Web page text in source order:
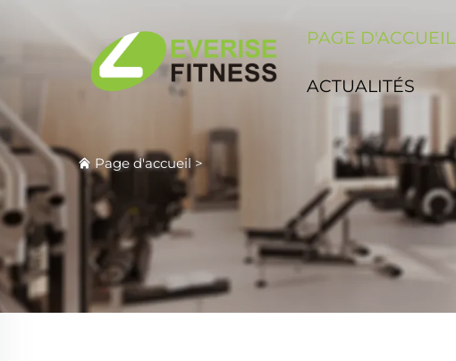
PAGE D'ACCUEIL
ACTUALITÉS
Page d'accueil>